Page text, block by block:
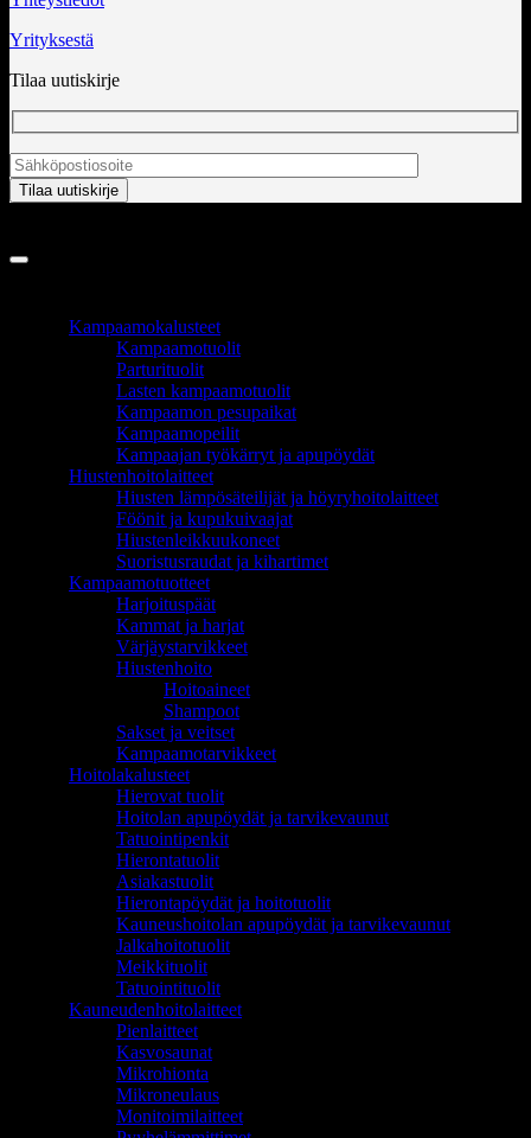
Yrityksestä
Tilaa uutiskirje
Kampaamokalusteet
Kampaamotuolit
Parturituolit
Lasten kampaamotuolit
Kampaamon pesupaikat
Kampaamopeilit
Kampaajan työkärryt ja apupöydät
Hiustenhoitolaitteet
Hiusten lämpösäteilijät ja höyryhoitolaitteet
Föönit ja kupukuivaajat
Hiustenleikkuukoneet
Suoristusraudat ja kihartimet
Kampaamotuotteet
Harjoituspäät
Kammat ja harjat
Värjäystarvikkeet
Hiustenhoito
Hoitoaineet
Shampoot
Sakset ja veitset
Kampaamotarvikkeet
Hoitolakalusteet
Hierovat tuolit
Hoitolan apupöydät ja tarvikevaunut
Tatuointipenkit
Hierontatuolit
Asiakastuolit
Hierontapöydät ja hoitotuolit
Kauneushoitolan apupöydät ja tarvikevaunut
Jalkahoitotuolit
Meikkituolit
Tatuointituolit
Kauneudenhoitolaitteet
Pienlaitteet
Kasvosaunat
Mikrohionta
Mikroneulaus
Monitoimilaitteet